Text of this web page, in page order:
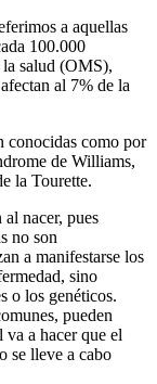
a aquellas
100.000
salud (OMS),
al 7% de la
conocidas como por
de Williams,
la Tourette.
al nacer, pues
no son
a manifestarse los
sino
o los genéticos.
pueden
va a hacer que el
se lleve a cabo